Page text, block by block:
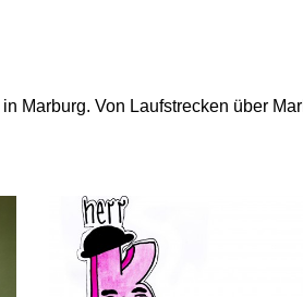
Marburg. Von Laufstrecken über